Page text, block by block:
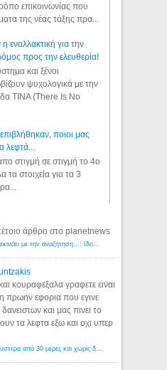
επικοινωνίας που
της νέας τάξης πρα...
εναλλακτική για την
προς την ελευθερία!
και ξένοι
ψυχολογικά με την
TINA (There Is No
ποιοι μας
λεφτά...
στιγμή σε στιγμή το 4ο
τα στοιχεία για τα 3
άρθρο στο planetnews
κουραφεξαλα γραφετε ειναι
η πρωην εφορια που εγινε
και μας πινει το
τα λεφτα εξω και οχι υπερ